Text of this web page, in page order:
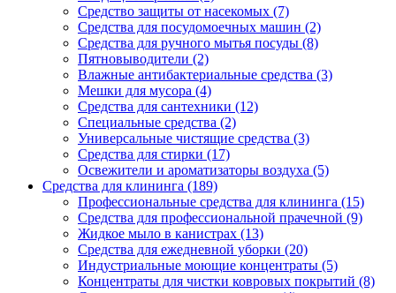
Средство защиты от насекомых (7)
Средства для посудомоечных машин (2)
Средства для ручного мытья посуды (8)
Пятновыводители (2)
Влажные антибактериальные средства (3)
Мешки для мусора (4)
Средства для сантехники (12)
Специальные средства (2)
Универсальные чистящие средства (3)
Средства для стирки (17)
Освежители и ароматизаторы воздуха (5)
Средства для клининга (189)
Профессиональные средства для клининга (15)
Средства для профессиональной прачечной (9)
Жидкое мыло в канистрах (13)
Средства для ежедневной уборки (20)
Индустриальные моющие концентраты (5)
Концентраты для чистки ковровых покрытий (8)